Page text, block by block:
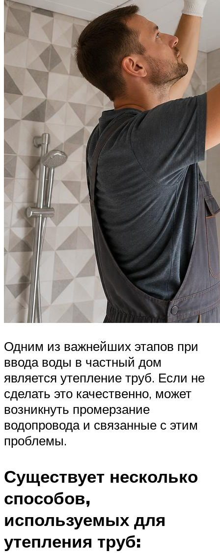
Одним из важнейших этапов при
ввода воды в частный дом
является утепление труб. Если не
сделать это качественно, может
возникнуть промерзание
водопровода и связанные с этим
проблемы.
Существует несколько
способов,
используемых для
утепления труб: